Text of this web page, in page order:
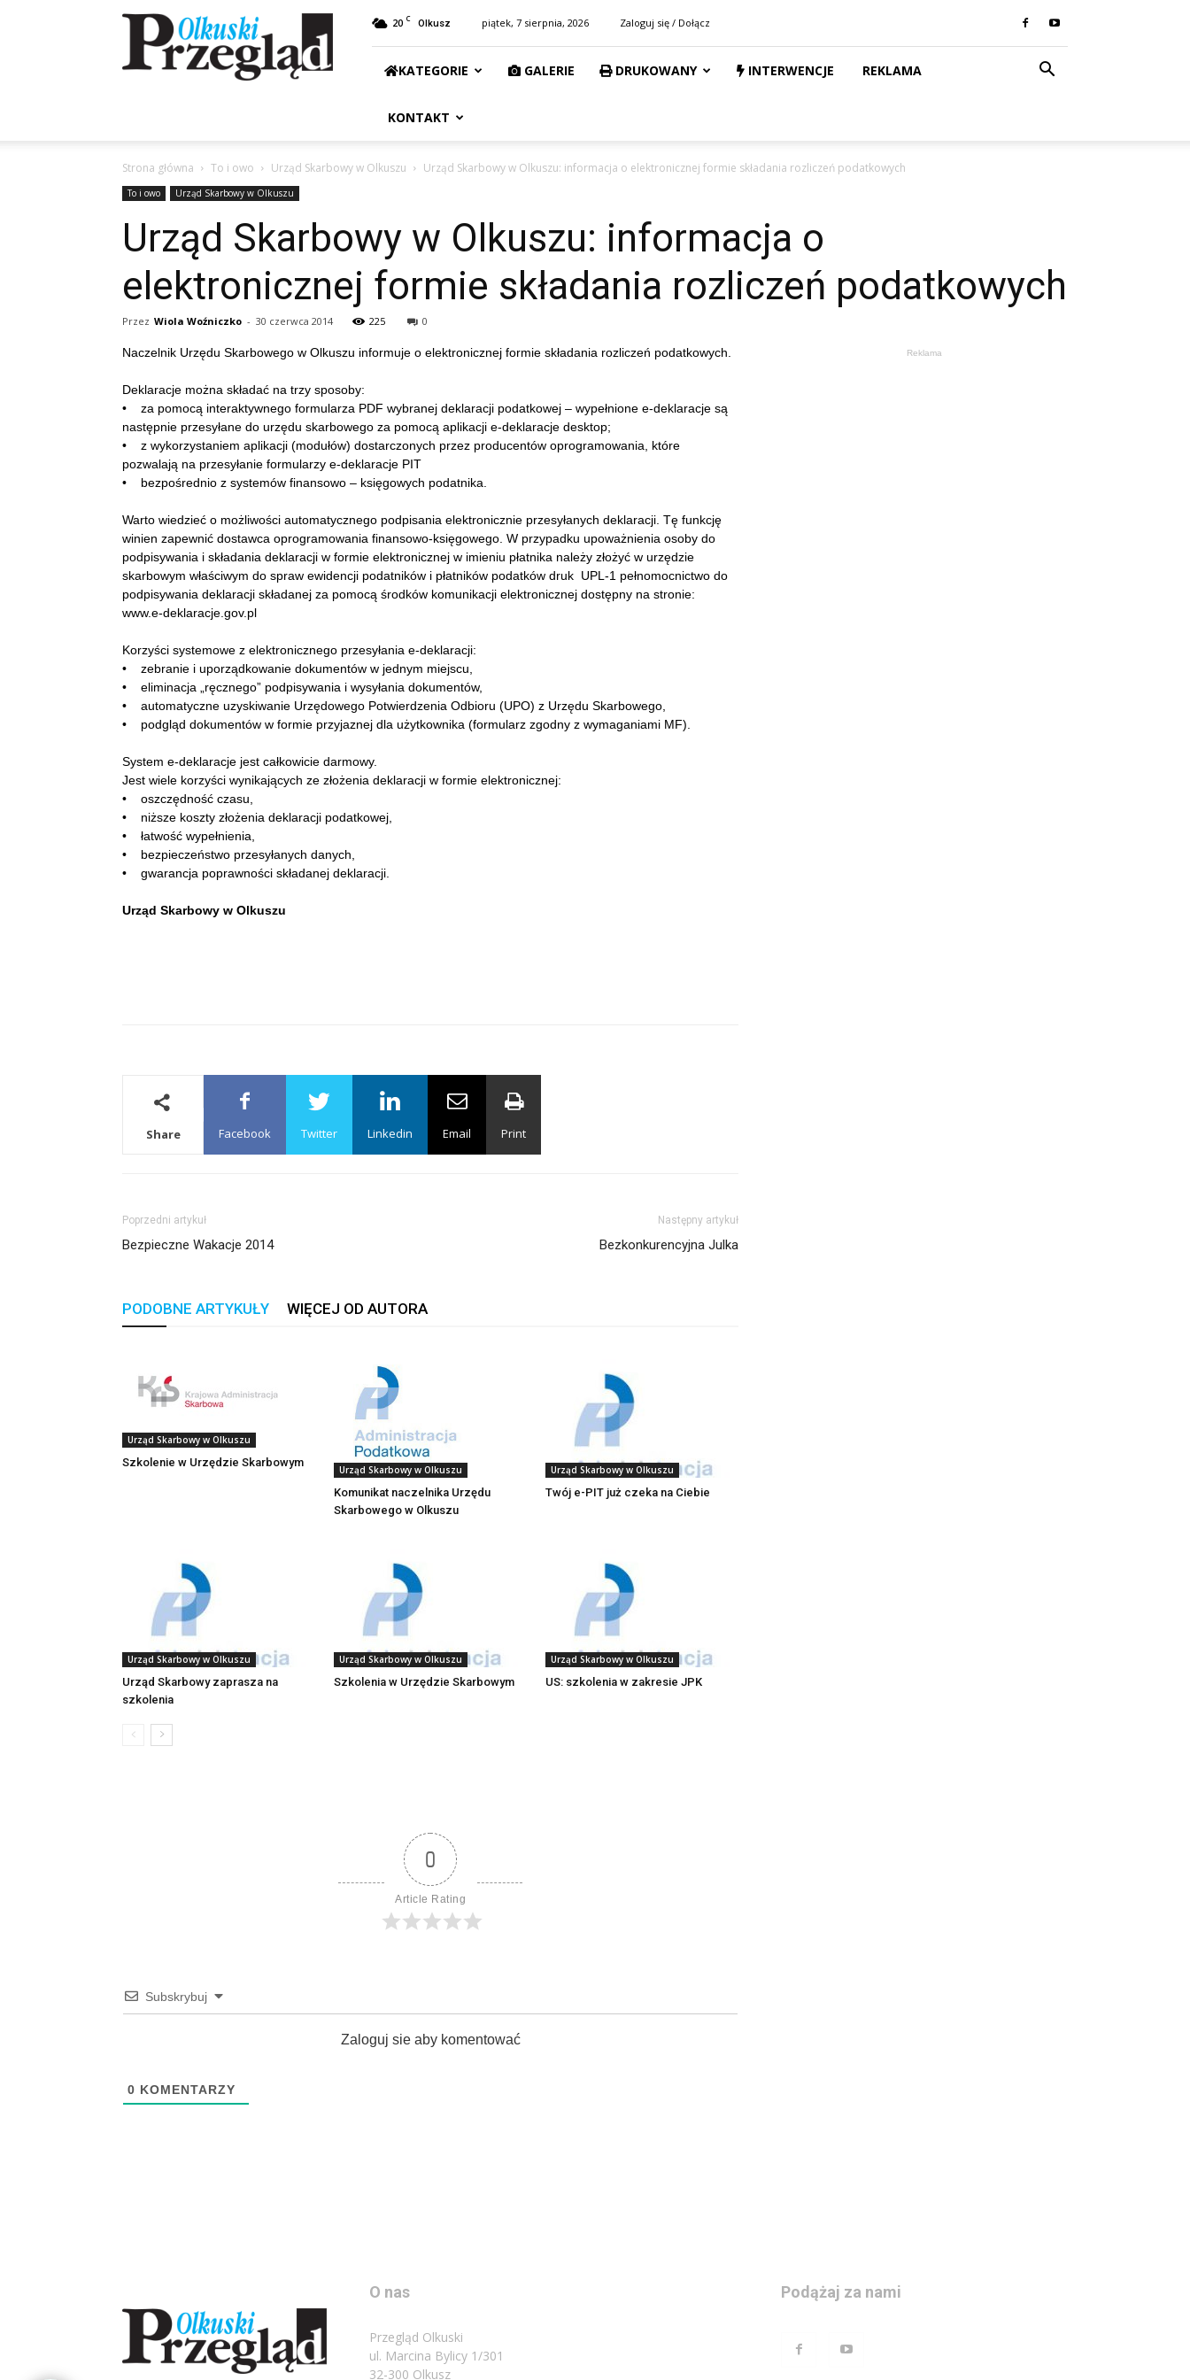
Przegląd
Olkuski
20 C Olkusz piątek, 7 sierpnia, 2026 Zaloguj się / Dołącz
KATEGORIE GALERIE DRUKOWANY INTERWENCJE REKLAMA
KONTAKT
Strona główna To i owo Urząd Skarbowy w Olkuszu Urząd Skarbowy w Olkuszu: informacja o elektronicznej formie składania rozliczeń podatkowych
To i owo Urząd Skarbowy w Olkuszu
Urząd Skarbowy w Olkuszu: informacja o
elektronicznej formie składania rozliczeń podatkowych
Przez Wiola Woźniczko - 30 czerwca 2014 225 0
Naczelnik Urzędu Skarbowego w Olkuszu informuje o elektronicznej formie składania rozliczeń podatkowych.
Deklaracje można składać na trzy sposoby:
• za pomocą interaktywnego formularza PDF wybranej deklaracji podatkowej – wypełnione e-deklaracje są
następnie przesyłane do urzędu skarbowego za pomocą aplikacji e-deklaracje desktop;
• z wykorzystaniem aplikacji (modułów) dostarczonych przez producentów oprogramowania, które
pozwalają na przesyłanie formularzy e-deklaracje PIT
• bezpośrednio z systemów finansowo – księgowych podatnika.
Warto wiedzieć o możliwości automatycznego podpisania elektronicznie przesyłanych deklaracji. Tę funkcję
winien zapewnić dostawca oprogramowania finansowo-księgowego. W przypadku upoważnienia osoby do
podpisywania i składania deklaracji w formie elektronicznej w imieniu płatnika należy złożyć w urzędzie
skarbowym właściwym do spraw ewidencji podatników i płatników podatków druk UPL-1 pełnomocnictwo do
podpisywania deklaracji składanej za pomocą środków komunikacji elektronicznej dostępny na stronie:
www.e-deklaracje.gov.pl
Korzyści systemowe z elektronicznego przesyłania e-deklaracji:
• zebranie i uporządkowanie dokumentów w jednym miejscu,
• eliminacja „ręcznego” podpisywania i wysyłania dokumentów,
• automatyczne uzyskiwanie Urzędowego Potwierdzenia Odbioru (UPO) z Urzędu Skarbowego,
• podgląd dokumentów w formie przyjaznej dla użytkownika (formularz zgodny z wymaganiami MF).
System e-deklaracje jest całkowicie darmowy.
Jest wiele korzyści wynikających ze złożenia deklaracji w formie elektronicznej:
• oszczędność czasu,
• niższe koszty złożenia deklaracji podatkowej,
• łatwość wypełnienia,
• bezpieczeństwo przesyłanych danych,
• gwarancja poprawności składanej deklaracji.
Urząd Skarbowy w Olkuszu
Share Facebook Twitter Linkedin Email Print
Poprzedni artykuł
Bezpieczne Wakacje 2014
Następny artykuł
Bezkonkurencyjna Julka
PODOBNE ARTYKUŁY WIĘCEJ OD AUTORA
Urząd Skarbowy w Olkuszu
Szkolenie w Urzędzie Skarbowym
Urząd Skarbowy w Olkuszu
Komunikat naczelnika Urzędu
Skarbowego w Olkuszu
Urząd Skarbowy w Olkuszu
Twój e-PIT już czeka na Ciebie
Urząd Skarbowy w Olkuszu
Urząd Skarbowy zaprasza na
szkolenia
Urząd Skarbowy w Olkuszu
Szkolenia w Urzędzie Skarbowym
Urząd Skarbowy w Olkuszu
US: szkolenia w zakresie JPK
0
Article Rating
Subskrybuj
Zaloguj sie aby komentować
0 KOMENTARZY
Reklama
O nas
Przegląd Olkuski
ul. Marcina Bylicy 1/301
32-300 Olkusz
Podążaj za nami